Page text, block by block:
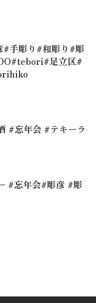
手彫り#和彫り#彫
足立区#
#忘年会 #テキーラ
#忘年会#彫彦 #彫